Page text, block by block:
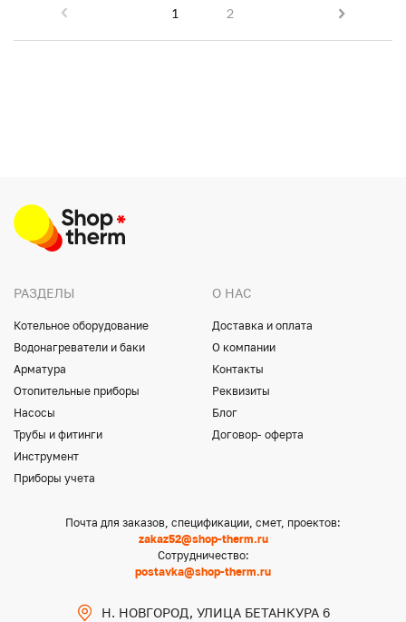
1 2
РАЗДЕЛЫ
Котельное оборудование
Водонагреватели и баки
Арматура
Отопительные приборы
Насосы
Трубы и фитинги
Инструмент
Приборы учета
О НАС
Доставка и оплата
О компании
Контакты
Реквизиты
Блог
Договор- оферта
Почта для заказов, спецификации, смет, проектов:
zakaz52@shop-therm.ru
Сотрудничество:
postavka@shop-therm.ru
Н. НОВГОРОД, УЛИЦА БЕТАНКУРА 6